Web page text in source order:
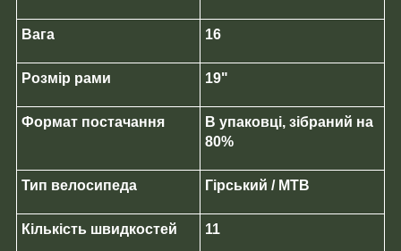
Вага 16
Розмір рами 19"
Формат постачання
В упаковці, зібраний на
80%
Тип велосипеда Гірський / MTB
Кількість швидкостей 11